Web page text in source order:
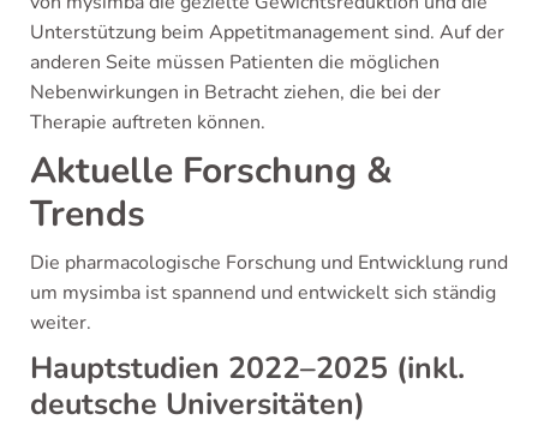
Unterstützung beim Appetitmanagement sind. Auf der
anderen Seite müssen Patienten die möglichen
Nebenwirkungen in Betracht ziehen, die bei der
Therapie auftreten können.
Aktuelle Forschung &
Trends
Die pharmacologische Forschung und Entwicklung rund
um mysimba ist spannend und entwickelt sich ständig
weiter.
Hauptstudien 2022–2025 (inkl.
deutsche Universitäten)